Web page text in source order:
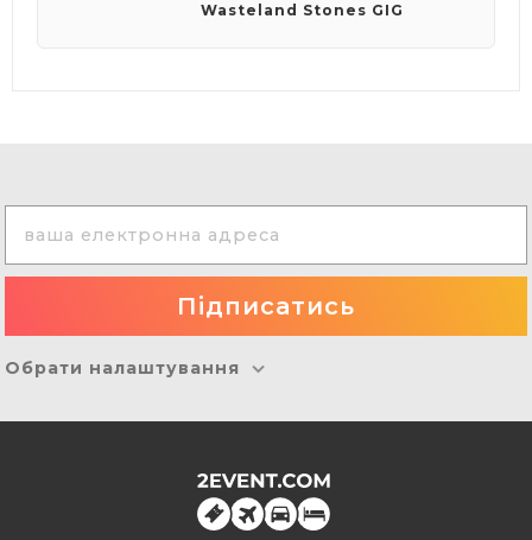
Wasteland Stones GIG
Обрати налаштування